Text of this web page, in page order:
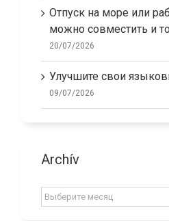
Отпуск на море или
можно совместить и
20/07/2026
Улучшите свои
09/07/2026
Archív
Archív